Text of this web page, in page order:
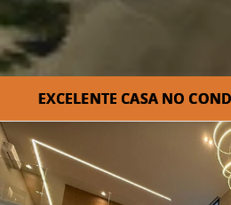
EXCELENTE CASA NO